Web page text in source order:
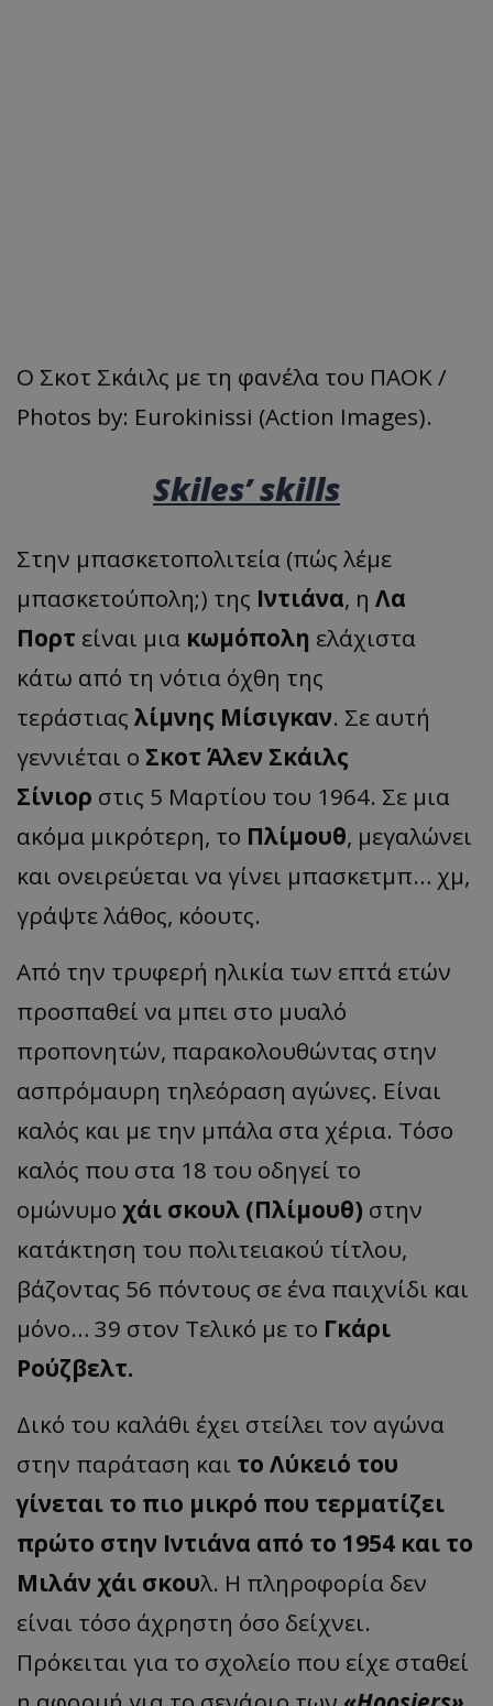
Ο Σκοτ Σκάιλς με τη φανέλα του ΠΑΟΚ /
Photos by: Eurokinissi (Action Images).
Skiles’ skills
Στην μπασκετοπολιτεία (πώς λέμε
μπασκετούπολη;) της Ιντιάνα, η Λα
Πορτ είναι μια κωμόπολη ελάχιστα
κάτω από τη νότια όχθη της
τεράστιας λίμνης Μίσιγκαν. Σε αυτή
γεννιέται ο Σκοτ Άλεν Σκάιλς
Σίνιορ στις 5 Μαρτίου του 1964. Σε μια
ακόμα μικρότερη, το Πλίμουθ, μεγαλώνει
και ονειρεύεται να γίνει μπασκετμπ… χμ,
γράψτε λάθος, κόουτς.
Από την τρυφερή ηλικία των επτά ετών
προσπαθεί να μπει στο μυαλό
προπονητών, παρακολουθώντας στην
ασπρόμαυρη τηλεόραση αγώνες. Είναι
καλός και με την μπάλα στα χέρια. Τόσο
καλός που στα 18 του οδηγεί το
ομώνυμο χάι σκουλ (Πλίμουθ) στην
κατάκτηση του πολιτειακού τίτλου,
βάζοντας 56 πόντους σε ένα παιχνίδι και
μόνο… 39 στον Τελικό με το Γκάρι
Ρούζβελτ.
Δικό του καλάθι έχει στείλει τον αγώνα
στην παράταση και το Λύκειό του
γίνεται το πιο μικρό που τερματίζει
πρώτο στην Ιντιάνα από το 1954 και το
Μιλάν χάι σκουλ. Η πληροφορία δεν
είναι τόσο άχρηστη όσο δείχνει.
Πρόκειται για το σχολείο που είχε σταθεί